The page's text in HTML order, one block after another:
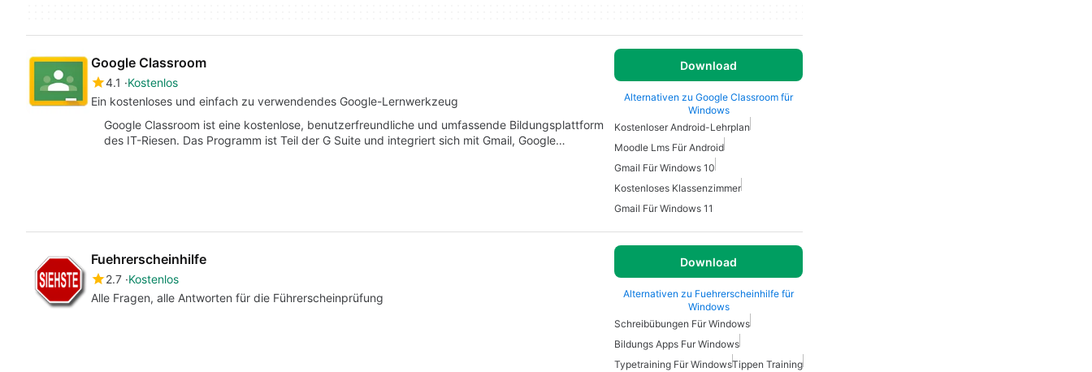
Google Classroom
4.1
Kostenlos
Ein kostenloses und einfach zu verwendendes Google-Lernwerkzeug
Download
Alternativen zu Google Classroom für
Windows
Google Classroom ist eine kostenlose, benutzerfreundliche und umfassende Bildungsplattform
des IT-Riesen. Das Programm ist Teil der G Suite und integriert sich mit Gmail, Google…
Kostenloser Android-Lehrplan
Moodle Lms Für Android
Gmail Für Windows 10
Kostenloses Klassenzimmer
Gmail Für Windows 11
Fuehrerscheinhilfe
2.7 Kostenlos
Alle Fragen, alle Antworten für die Führerscheinprüfung
Download
Alternativen zu Fuehrerscheinhilfe für
Windows
Schreibübungen Für Windows
Bildungs Apps Fur Windows
Typetraining Für WindowsTippen Training